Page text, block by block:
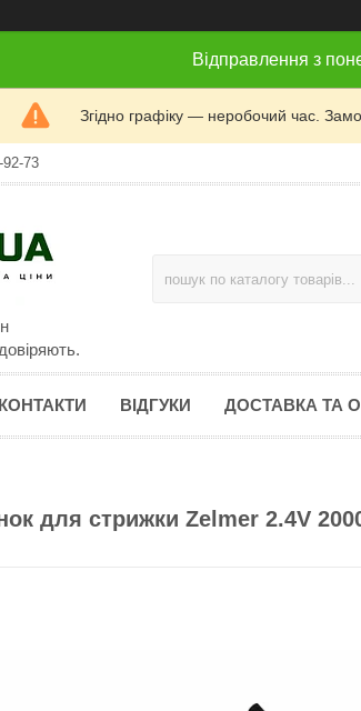
Відправлення з
Згідно графіку — неробочий час.
73
КОНТАКТИ ВІДГУКИ ДОСТАВКА ТА
для стрижки Zelmer 2.4V